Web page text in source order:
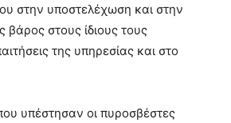
στην υποστελέχωση και στην
στους ίδιους τους
της υπηρεσίας και στο
υπέστησαν οι πυροσβέστες